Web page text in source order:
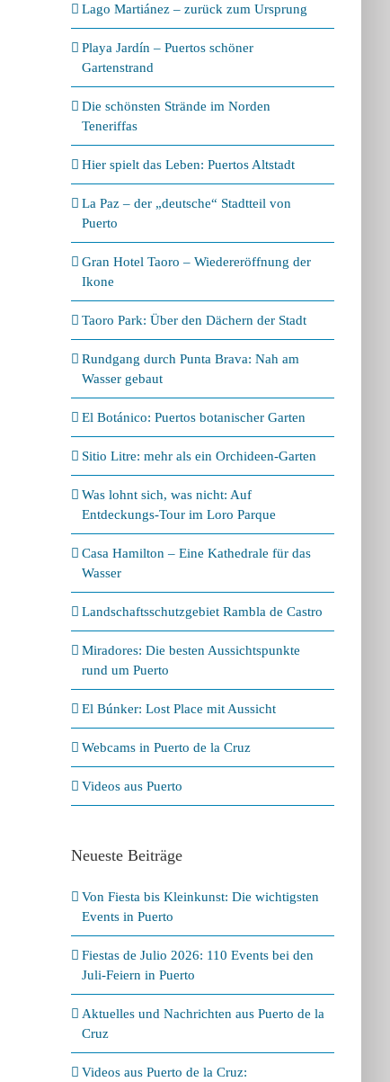
Was lohnt sich, was
nicht: Auf
Entdeckungs-Tour
25. Januar 2026
La Paz – der
„deutsche“ Stadtteil
von Puerto
Lago Martiánez – zurück zum Ursprung
Playa Jardín – Puertos schöner
Gartenstrand
Die schönsten Strände im Norden
Teneriffas
Hier spielt das Leben: Puertos Altstadt
La Paz – der „deutsche“ Stadtteil von
Puerto
Gran Hotel Taoro – Wiedereröffnung der
Ikone
Taoro Park: Über den Dächern der Stadt
Rundgang durch Punta Brava: Nah am
Wasser gebaut
El Botánico: Puertos botanischer Garten
Sitio Litre: mehr als ein Orchideen-Garten
Was lohnt sich, was nicht: Auf
Entdeckungs-Tour im Loro Parque
Casa Hamilton – Eine Kathedrale für das
Wasser
Landschaftsschutzgebiet Rambla de Castro
Miradores: Die besten Aussichtspunkte
rund um Puerto
El Búnker: Lost Place mit Aussicht
Webcams in Puerto de la Cruz
Videos aus Puerto
Neueste Beiträge
Von Fiesta bis Kleinkunst: Die wichtigsten
Events in Puerto
Fiestas de Julio 2026: 110 Events bei den
Juli-Feiern in Puerto
Aktuelles und Nachrichten aus Puerto de la
Cruz
Videos aus Puerto de la Cruz: